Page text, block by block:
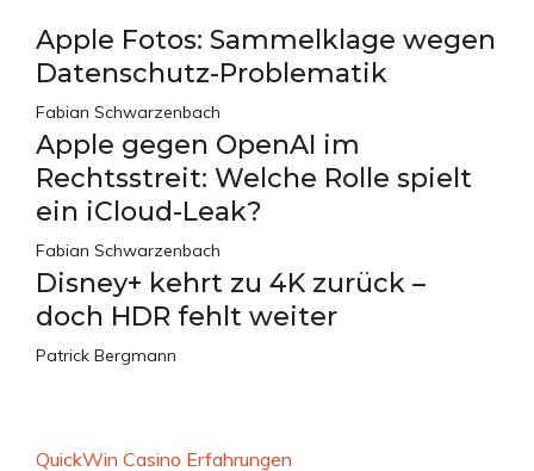
Apple Fotos: Sammelklage wegen
Datenschutz-Problematik
Fabian Schwarzenbach
Apple gegen OpenAI im
Rechtsstreit: Welche Rolle spielt
ein iCloud-Leak?
Fabian Schwarzenbach
Disney+ kehrt zu 4K zurück –
doch HDR fehlt weiter
Patrick Bergmann
QuickWin Casino Erfahrungen